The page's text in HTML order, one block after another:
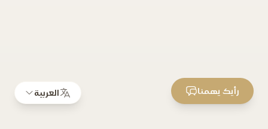
العربية رأيك يهمنا